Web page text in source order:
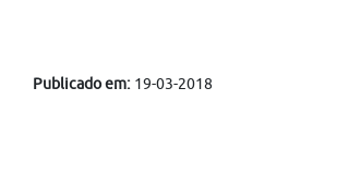
Publicado em:19-03-2018